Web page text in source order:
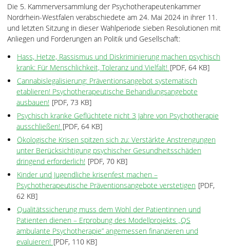
Die 5. Kammerversammlung der Psychotherapeutenkammer
Nordrhein-Westfalen verabschiedete am 24. Mai 2024 in ihrer 11.
und letzten Sitzung in dieser Wahlperiode sieben Resolutionen mit
Anliegen und Forderungen an Politik und Gesellschaft:
Hass, Hetze, Rassismus und Diskriminierung machen psychisch
krank: Für Menschlichkeit, Toleranz und Vielfalt! [PDF, 64 KB]
Cannabislegalisierung: Präventionsangebot systematisch
etablieren! Psychotherapeutische Behandlungsangebote
ausbauen! [PDF, 73 KB]
Psychisch kranke Geflüchtete nicht 3 Jahre von Psychotherapie
ausschließen! [PDF, 64 KB]
Ökologische Krisen spitzen sich zu: Verstärkte Anstrengungen
unter Berücksichtigung psychischer Gesundheitsschäden
dringend erforderlich! [PDF, 70 KB]
Kinder und Jugendliche krisenfest machen –
Psychotherapeutische Präventionsangebote verstetigen [PDF,
62 KB]
Qualitätssicherung muss dem Wohl der Patientinnen und
Patienten dienen – Erprobung des Modellprojekts „QS
ambulante Psychotherapie” angemessen finanzieren und
evaluieren! [PDF, 110 KB]